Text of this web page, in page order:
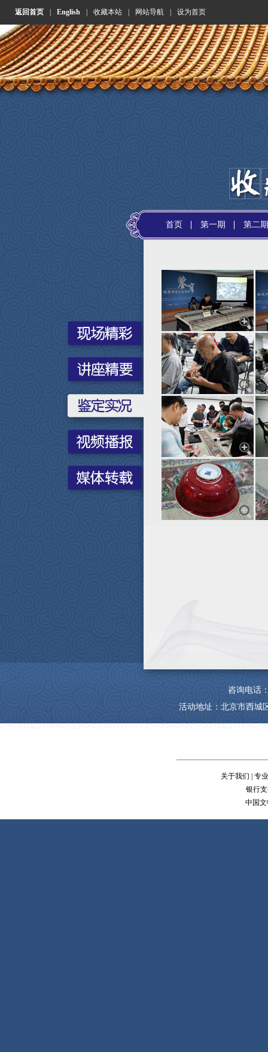
返回首页 English 收藏本站 网站导航 设为首页
首页 第一期 第二期
咨询电话
活动地址：北京市西城
关于我们
专
银行
中国